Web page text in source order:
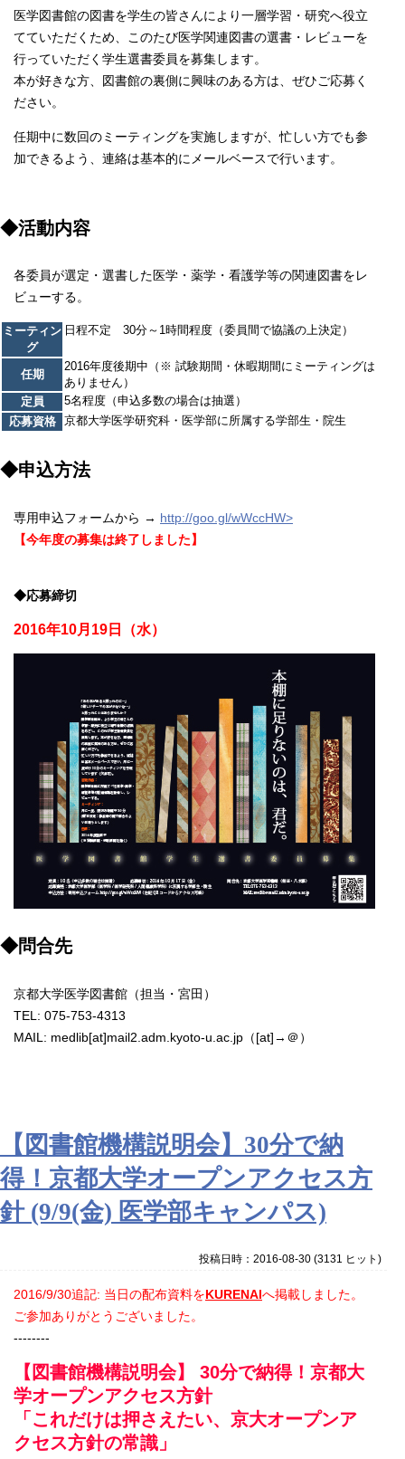
医学図書館の図書を学生の皆さんにより一層学習・研究へ役立
てていただくため、このたび医学関連図書の選書・レビューを
行っていただく学生選書委員を募集します。
本が好きな方、図書館の裏側に興味のある方は、ぜひご応募く
ださい。
任期中に数回のミーティングを実施しますが、忙しい方でも参
加できるよう、連絡は基本的にメールベースで行います。
◆活動内容
各委員が選定・選書した医学・薬学・看護学等の関連図書をレ
ビューする。
ミーティン
グ
日程不定 30分～1時間程度（委員間で協議の上決定）
任期
2016年度後期中（※ 試験期間・休暇期間にミーティングは
ありません）
定員
5名程度（申込多数の場合は抽選）
応募資格
京都大学医学研究科・医学部に所属する学部生・院生
◆申込方法
専用申込フォームから → http://goo.gl/wWccHW>
【今年度の募集は終了しました】
◆応募締切
2016年10月19日（水）
◆問合先
京都大学医学図書館（担当・宮田）
TEL: 075-753-4313
MAIL: medlib[at]mail2.adm.kyoto-u.ac.jp（[at]→＠）
【図書館機構説明会】30分で納
得！京都大学オープンアクセス方
針 (9/9(金) 医学部キャンパス)
投稿日時：2016-08-30(3131 ヒット )
2016/9/30追記: 当日の配布資料をKURENAIへ掲載しました。
ご参加ありがとうございました。
--------
【図書館機構説明会】 30分で納得！京都大
学オープンアクセス方針
「これだけは押さえたい、京大オープンア
クセス方針の常識」